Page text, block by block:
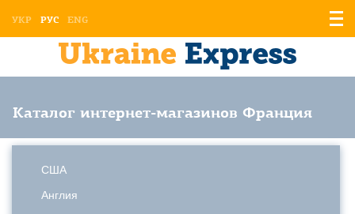
УКР РУС ENG
Каталог интернет-магазинов Франция
США
Англия